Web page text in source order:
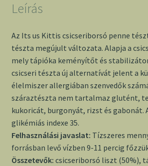
Leírás
Az Its us Kittis csicseriborsó penne
tészta megújult változata. Alapja a
mely tápióka keményítőt és
csicseri tészta új alternatívát jelent a
élelmiszer allergiában szenvedők
száraztészta nem tartalmaz glutént,
kukoricát, burgonyát, rizst és gabonát.
glikémiás indexe 35.
Felhasználási javaslat: Tízszeres
forrásban levő vízben 9-11 percig
Összetevők: csicseriborsó liszt (50%),